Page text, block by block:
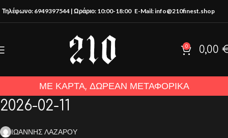
Τηλέφωνο: 6949397544 | Ωράριο: 10:00-18:00 E-Mail: info@210finest.shop
0 0,00
ΜΕ ΚΑΡΤΑ, ΔΩΡΕΑΝ ΜΕΤΑΦΟΡΙΚΑ
2026-02-11
ΙΩΑΝΝΗΣ ΛΑΖΑΡΟΥ